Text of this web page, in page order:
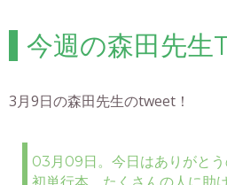
今週の森田先
3月9日の森田先生のtweet！
03月09日。今日はありがとう